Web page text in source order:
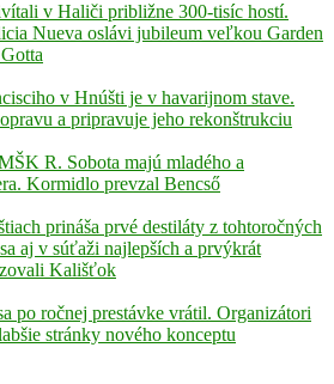
v Haliči približne 300-tisíc hostí.
Nueva oslávi jubileum veľkou Garden
v Hnúšti je v havarijnom stave.
a pripravuje jeho rekonštrukciu
R. Sobota majú mladého a
Kormidlo prevzal Bencső
prináša prvé destiláty z tohtoročných
aj v súťaži najlepších a prvýkrát
Kališťok
po ročnej prestávke vrátil. Organizátori
stránky nového konceptu